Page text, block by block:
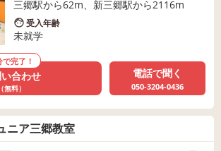
三郷駅から62m、新三郷駅から2116m
受入年齢
未就学
で完了！
合わせ
（無料）
電話で聞く
050-3204-0436
ニア三郷教室